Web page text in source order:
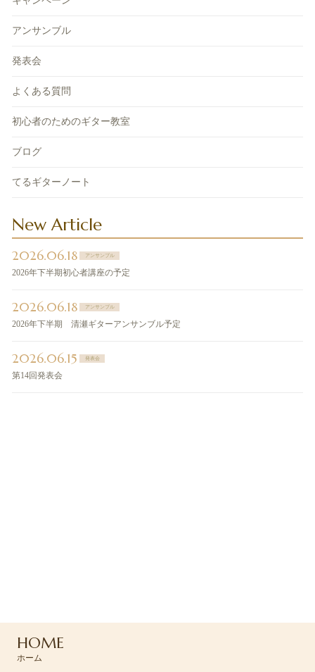
アンサンブル
発表会
よくある質問
初心者のためのギター教室
ブログ
てるギターノート
New Article
2026.06.18 アンサンブル
2026年下半期初心者講座の予定
2026.06.18 アンサンブル
2026年下半期 清瀬ギターアンサンブル予定
2026.06.15 発表会
第14回発表会
HOME
ホーム